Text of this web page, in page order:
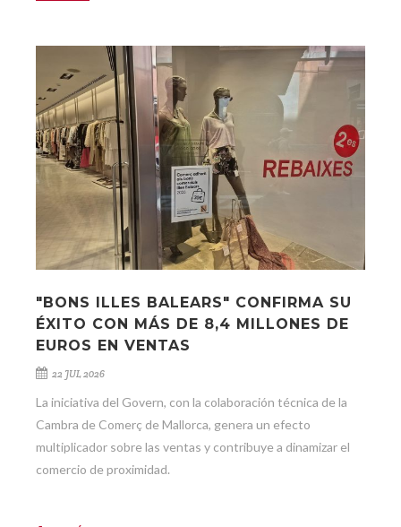
"BONS ILLES BALEARS" CONFIRMA SU
ÉXITO CON MÁS DE 8,4 MILLONES DE
EUROS EN VENTAS
22 JUL 2026
La iniciativa del Govern, con la colaboración técnica de la
Cambra de Comerç de Mallorca, genera un efecto
multiplicador sobre las ventas y contribuye a dinamizar el
comercio de proximidad.